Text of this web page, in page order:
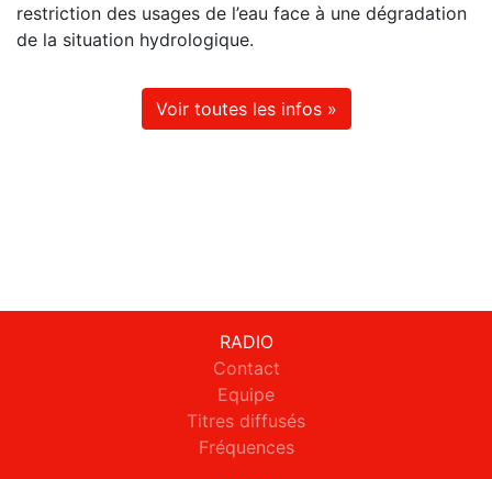
restriction des usages de l’eau face à une dégradation
de la situation hydrologique.
Voir toutes les infos »
RADIO
Contact
Equipe
Titres diffusés
Fréquences